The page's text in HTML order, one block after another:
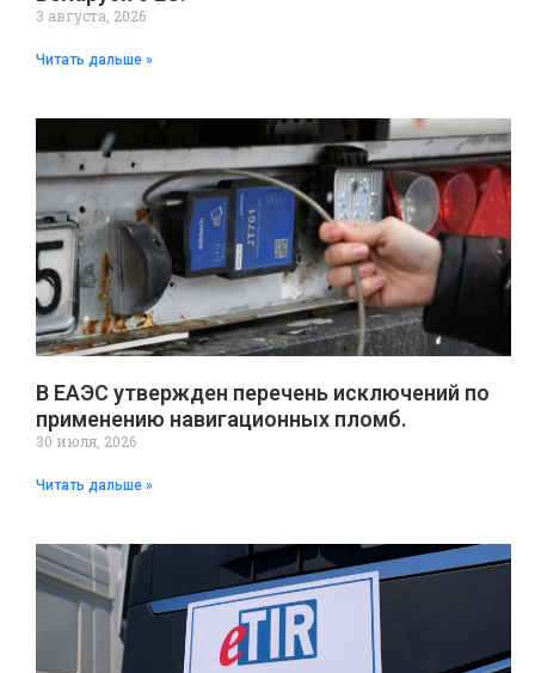
3 августа, 2026
Читать дальше »
В ЕАЭС утвержден перечень исключений по
применению навигационных пломб.
30 июля, 2026
Читать дальше »